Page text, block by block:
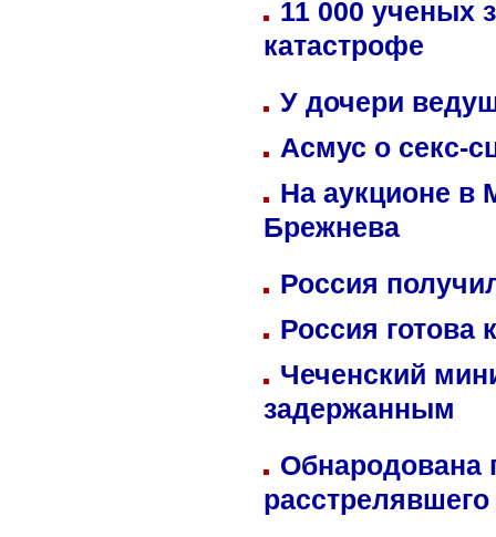
11 000 ученых
катастрофе
У дочери
Асмус о секс-
На аукционе в
Брежнева
Россия
Россия готова
Чеченский
задержанным
Обнародована